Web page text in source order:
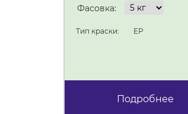
Фасовка:
Тип краски: ЕР
Подробнее